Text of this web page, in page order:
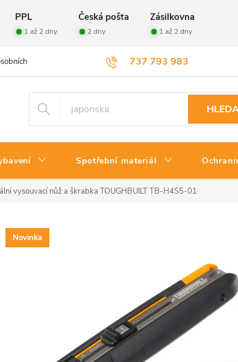
PPL Česká pošta Zásilkovna
1 až 2 dny 2 dny 1 až 2 dny
737 793 983
údajů Velkoobchod Vrácení zboží
Spotřební materiál
vysouvací nůž a škrabka TOUGHBUILT TB-H4S5-01
Novinka